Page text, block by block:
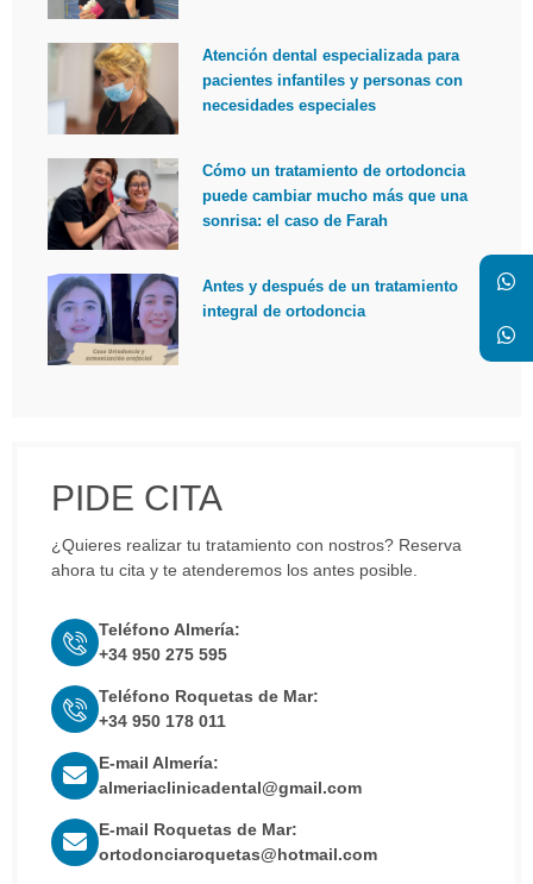
Atención dental especializada para
pacientes infantiles y personas con
necesidades especiales
Cómo un tratamiento de ortodoncia
puede cambiar mucho más que una
sonrisa: el caso de Farah
Antes y después de un tratamiento
integral de ortodoncia
PIDE CITA
¿Quieres realizar tu tratamiento con nostros? Reserva
ahora tu cita y te atenderemos los antes posible.
Teléfono Almería:
+34 950 275 595
Teléfono Roquetas de Mar:
+34 950 178 011
E-mail Almería:
almeriaclinicadental@gmail.com
E-mail Roquetas de Mar:
ortodonciaroquetas@hotmail.com